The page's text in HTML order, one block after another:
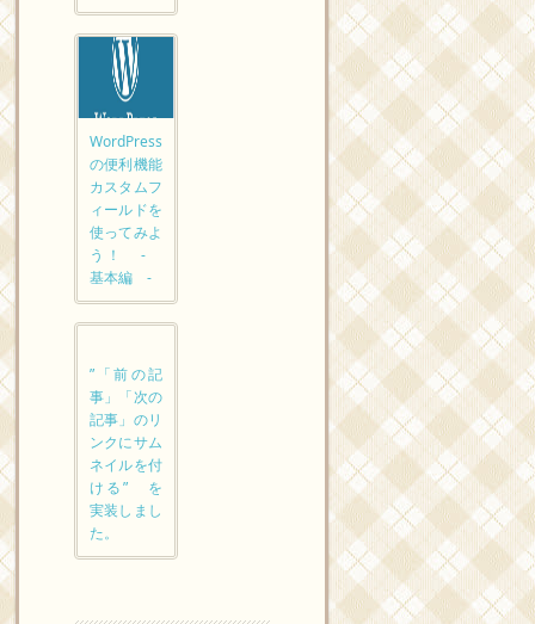
WordPress
の便利機能
カスタムフ
ィールドを
使ってみよ
う！ -
基本編 -
”「前の記
事」「次の
記事」のリ
ンクにサム
ネイルを付
ける” を
実装しまし
た。